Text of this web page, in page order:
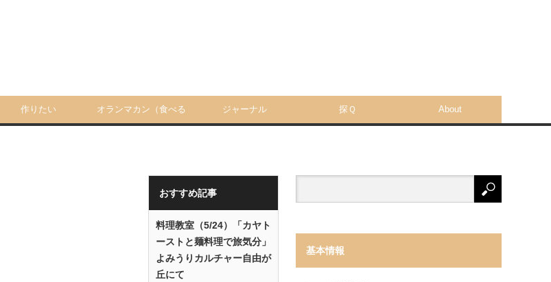
作りたい オランマカン（食べる ジャーナル 探Ｑ About
おすすめ記事
料理教室（5/24）「カヤト
ーストと麺料理で旅気分」
よみうりカルチャー自由が
丘にて
基本情報